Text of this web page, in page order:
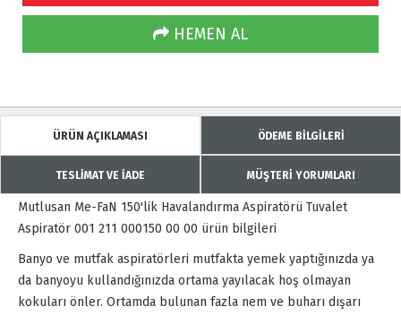
HEMEN AL
ÜRÜN AÇIKLAMASI ÖDEME BİLGİLERİ
TESLİMAT VE İADE MÜŞTERİ YORUMLARI
Mutlusan Me-FaN 150'lik Havalandırma Aspiratörü Tuvalet
Aspiratör 001 211 000150 00 00 ürün bilgileri
Banyo ve mutfak aspiratörleri mutfakta yemek yaptığınızda ya
da banyoyu kullandığınızda ortama yayılacak hoş olmayan
kokuları önler. Ortamda bulunan fazla nem ve buharı dışarı